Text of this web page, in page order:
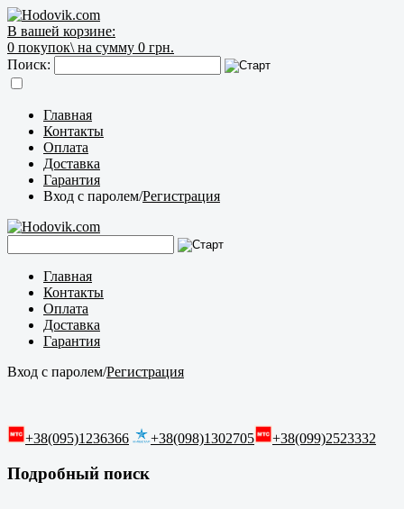
В вашей корзине:
0 покупок\ на сумму 0 грн.
Поиск:
Главная
Контакты
Оплата
Доставка
Гарантия
Вход с паролем/Регистрация
Главная
Контакты
Оплата
Доставка
Гарантия
Вход с паролем/Регистрация
+38(095)1236366 +38(098)1302705 +38(099)2523332
Подробный поиск